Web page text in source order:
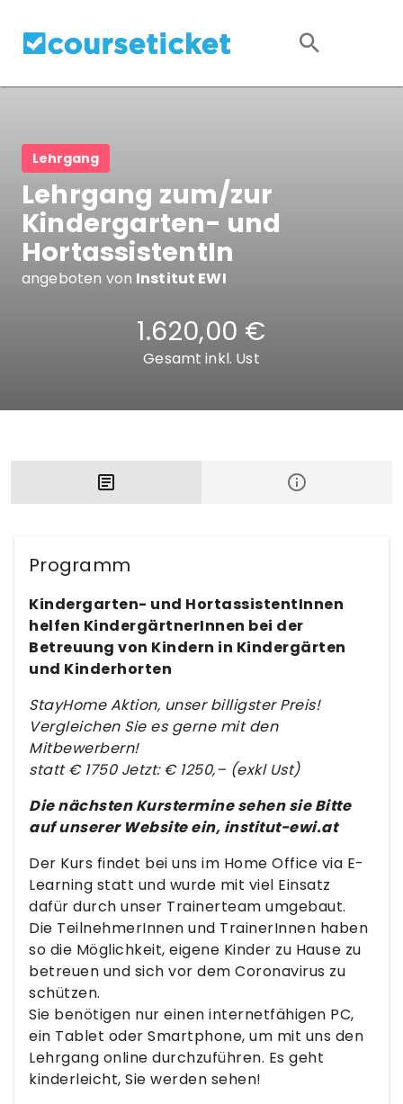
Lehrgang
Lehrgang zum/zur
Kindergarten- und
HortassistentIn
angeboten von Institut EWI
1.620,00 €
Gesamt inkl. Ust
Programm
Kindergarten- und HortassistentInnen
helfen KindergärtnerInnen bei der
Betreuung von Kindern in Kindergärten
und Kinderhorten
StayHome Aktion, unser billigster Preis!
Vergleichen Sie es gerne mit den
Mitbewerbern!
statt € 1750 Jetzt: € 1250,– (exkl Ust)
Die nächsten Kurstermine sehen sie Bitte
auf unserer Website ein, institut-ewi.at
Der Kurs findet bei uns im Home Office via E-
Learning statt und wurde mit viel Einsatz
dafür durch unser Trainerteam umgebaut.
Die TeilnehmerInnen und TrainerInnen haben
so die Möglichkeit, eigene Kinder zu Hause zu
betreuen und sich vor dem Coronavirus zu
schützen.
Sie benötigen nur einen internetfähigen PC,
ein Tablet oder Smartphone, um mit uns den
Lehrgang online durchzuführen. Es geht
kinderleicht, Sie werden sehen!